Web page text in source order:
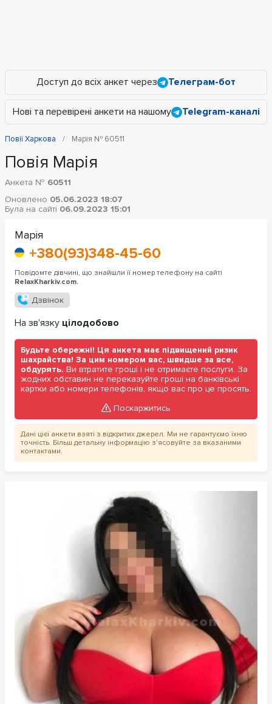
Доступ до всіх анкет через Телеграм-бот
Нові та перевірені анкети на нашому Telegram-каналі
Повії Харкова Марія № 60511
Повія Марія
Анкета № 60511
Оновлено 05.06.2023 18:07
Була на сайті 06.09.2023 15:01
Марія
+380(93)348-45-60
Повідомте дівчині, що знайшли її номер телефону на сайті
RelaxKharkiv.com.
Дзвінок
На зв'язку цілодобово
Будьте обережні! Ця анкета має підвищений ризик
шахрайства! За цим номером вас, швидше за все,
обдурять. Ви втратите гроші і не отримаєте послуги. За
жодних обставин не переказуйте гроші на банківські
картки або номери телефонів, якщо вас про це просять.
Поскаржитись
Дані цієї анкети взяті з відкритих джерел. Ми не гарантуємо їхню
точність. Більш детальну інформацію з'ясовуйте за вказаними
контактами.